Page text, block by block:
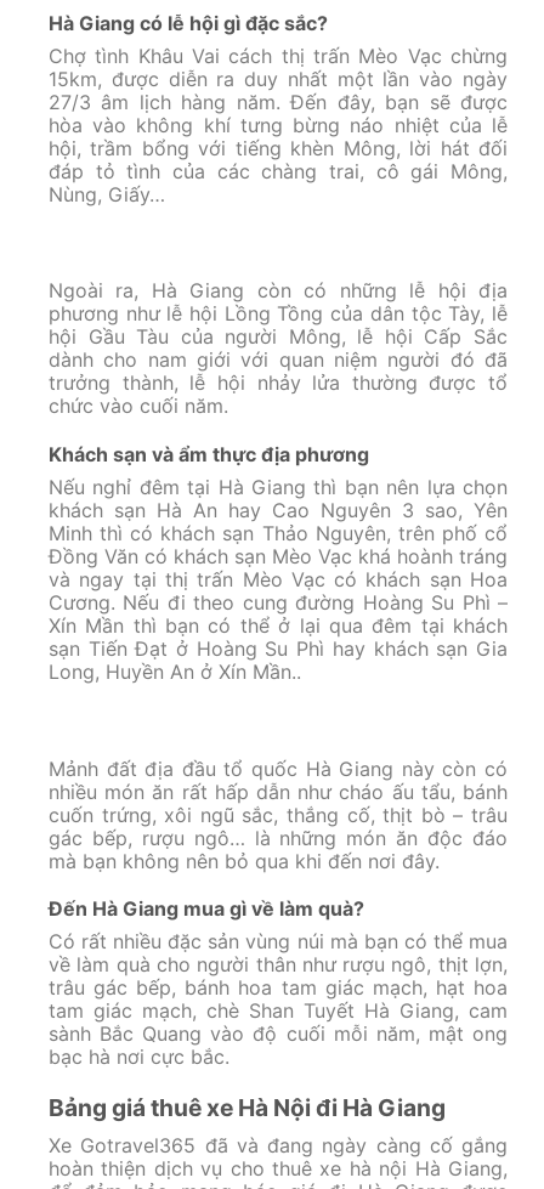
Hà Giang có lễ hội gì đặc sắc?
Chợ tình Khâu Vai cách thị trấn Mèo Vạc chừng
15km, được diễn ra duy nhất một lần vào ngày
27/3 âm lịch hàng năm. Đến đây, bạn sẽ được
hòa vào không khí tưng bừng náo nhiệt của lễ
hội, trầm bổng với tiếng khèn Mông, lời hát đối
đáp tỏ tình của các chàng trai, cô gái Mông,
Nùng, Giấy…
Ngoài ra, Hà Giang còn có những lễ hội địa
phương như lễ hội Lồng Tồng của dân tộc Tày, lễ
hội Gầu Tàu của người Mông, lễ hội Cấp Sắc
dành cho nam giới với quan niệm người đó đã
trưởng thành, lễ hội nhảy lửa thường được tổ
chức vào cuối năm.
Khách sạn và ẩm thực địa phương
Nếu nghỉ đêm tại Hà Giang thì bạn nên lựa chọn
khách sạn Hà An hay Cao Nguyên 3 sao, Yên
Minh thì có khách sạn Thảo Nguyên, trên phố cổ
Đồng Văn có khách sạn Mèo Vạc khá hoành tráng
và ngay tại thị trấn Mèo Vạc có khách sạn Hoa
Cương. Nếu đi theo cung đường Hoàng Su Phì –
Xín Mần thì bạn có thể ở lại qua đêm tại khách
sạn Tiến Đạt ở Hoàng Su Phì hay khách sạn Gia
Long, Huyền An ở Xín Mần..
Mảnh đất địa đầu tổ quốc Hà Giang này còn có
nhiều món ăn rất hấp dẫn như cháo ấu tẩu, bánh
cuốn trứng, xôi ngũ sắc, thắng cố, thịt bò – trâu
gác bếp, rượu ngô… là những món ăn độc đáo
mà bạn không nên bỏ qua khi đến nơi đây.
Đến Hà Giang mua gì về làm quà?
Có rất nhiều đặc sản vùng núi mà bạn có thể mua
về làm quà cho người thân như rượu ngô, thịt lợn,
trâu gác bếp, bánh hoa tam giác mạch, hạt hoa
tam giác mạch, chè Shan Tuyết Hà Giang, cam
sành Bắc Quang vào độ cuối mỗi năm, mật ong
bạc hà nơi cực bắc.
Bảng giá thuê xe Hà Nội đi Hà Giang
Xe Gotravel365 đã và đang ngày càng cố gắng
hoàn thiện dịch vụ cho thuê xe hà nội Hà Giang,